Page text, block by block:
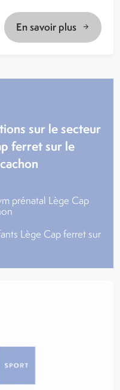
En savoir plus
sur le secteur
ferret sur le
prénatal Lège Cap
Lège Cap ferret sur